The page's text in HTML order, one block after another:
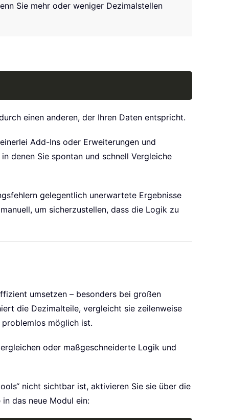
Sie mehr oder weniger Dezimalstellen
einen anderen, der Ihren Daten entspricht.
Add-Ins oder Erweiterungen und
denen Sie spontan und schnell Vergleiche
gelegentlich unerwartete Ergebnisse
um sicherzustellen, dass die Logik zu
umsetzen – besonders bei großen
die Dezimalteile, vergleicht sie zeilenweise
möglich ist.
oder maßgeschneiderte Logik und
nicht sichtbar ist, aktivieren Sie sie über die
das neue Modul ein: